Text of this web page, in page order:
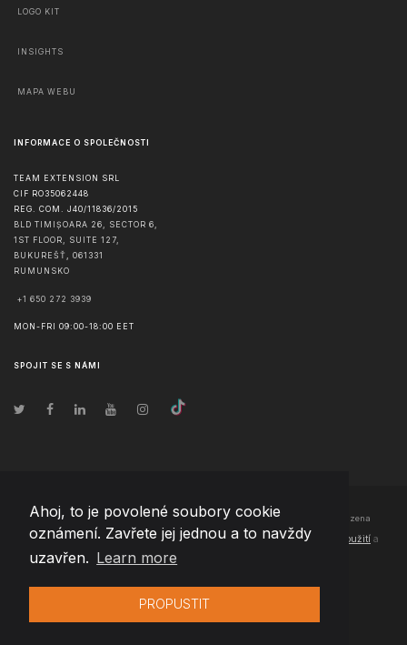
Ahoj, to je povolené soubory cookie
oznámení. Zavřete jej jednou a to navždy
uzavřen. Learn more
PROPUSTIT
LOGO KIT
INSIGHTS
MAPA WEBU
INFORMACE O SPOLEČNOSTI
TEAM EXTENSION SRL
CIF RO35062448
REG. COM. J40/11836/2015
BLD TIMIȘOARA 26, SECTOR 6,
1ST FLOOR, SUITE 127,
BUKUREŠŤ , 061331
RUMUNSKO
+1 650 272 3939
MON-FRI 09:00-18:00 EET
SPOJIT SE S NÁMI
© Copyright2026 Team Extension Czech Republic- Všechna práva vyhrazena
Changelog● Používáním těchto stránek souhlasíte s našimiPodmínky použití a
Politika soukromí